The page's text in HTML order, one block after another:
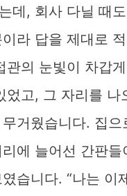
데, 회사 다닐 때
라 답을 제대로
관의 눈빛이 차갑
었고, 그 자리를 나
거웠습니다. 집으
리에 늘어선 간판
습니다. “나는 이